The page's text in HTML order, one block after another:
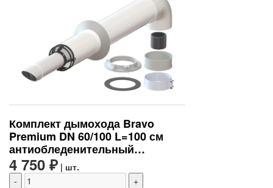
Комплект дымохода Bravo
Premium DN 60/100 L=100 см
антиобледенительный
(универсальный) (BR.01.57)
4 750 ₽ | шт.
-
+